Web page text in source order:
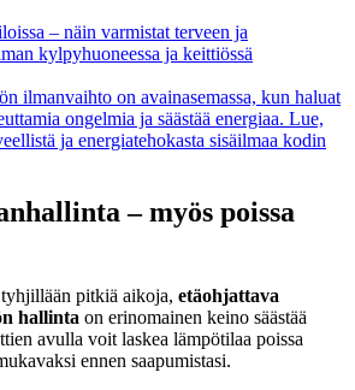
– näin varmistat terveen ja
kylpyhuoneessa ja keittiössä
ilmanvaihto on avainasemassa, kun haluat
ongelmia ja säästää energiaa. Lue,
ja energiatehokasta sisäilmaa kodin
– myös poissa
pitkiä aikoja, etäohjattava
hallinta on erinomainen keino säästää
avulla voit laskea lämpötilaa poissa
ennen saapumistasi.